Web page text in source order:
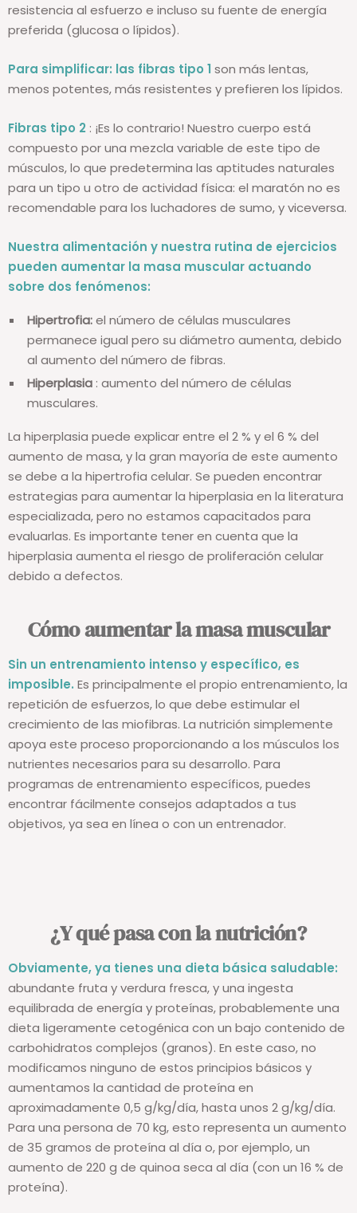
resistencia al esfuerzo e incluso su fuente de energía
preferida (glucosa o lípidos).
Para simplificar: las fibras tipo 1son más lentas,
menos potentes, más resistentes y prefieren los lípidos.
Fibras tipo 2 : ¡Es lo contrario! Nuestro cuerpo está
compuesto por una mezcla variable de este tipo de
músculos, lo que predetermina las aptitudes naturales
para un tipo u otro de actividad física: el maratón no es
recomendable para los luchadores de sumo, y viceversa.
Nuestra alimentación y nuestra rutina de ejercicios
pueden aumentar la masa muscular actuando
sobre dos fenómenos:
Hipertrofia:el número de células musculares
permanece igual pero su diámetro aumenta, debido
al aumento del número de fibras.
Hiperplasia: aumento del número de células
musculares.
La hiperplasia puede explicar entre el 2 % y el 6 % del
aumento de masa, y la gran mayoría de este aumento
se debe a la hipertrofia celular. Se pueden encontrar
estrategias para aumentar la hiperplasia en la literatura
especializada, pero no estamos capacitados para
evaluarlas. Es importante tener en cuenta que la
hiperplasia aumenta el riesgo de proliferación celular
debido a defectos.
Cómo aumentar la masa muscular
Sin un entrenamiento intenso y específico, es
imposible. Es principalmente el propio entrenamiento, la
repetición de esfuerzos, lo que debe estimular el
crecimiento de las miofibras. La nutrición simplemente
apoya este proceso proporcionando a los músculos los
nutrientes necesarios para su desarrollo. Para
programas de entrenamiento específicos, puedes
encontrar fácilmente consejos adaptados a tus
objetivos, ya sea en línea o con un entrenador.
¿Y qué pasa con la nutrición?
Obviamente, ya tienes una dieta básica saludable:
abundante fruta y verdura fresca, y una ingesta
equilibrada de energía y proteínas, probablemente una
dieta ligeramente cetogénica con un bajo contenido de
carbohidratos complejos (granos). En este caso, no
modificamos ninguno de estos principios básicos y
aumentamos la cantidad de proteína en
aproximadamente 0,5 g/kg/día, hasta unos 2 g/kg/día.
Para una persona de 70 kg, esto representa un aumento
de 35 gramos de proteína al día o, por ejemplo, un
aumento de 220 g de quinoa seca al día (con un 16 % de
proteína).